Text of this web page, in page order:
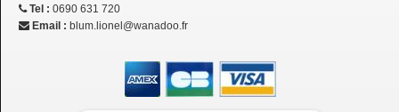
Tel : 0690 631 720
Email : blum.lionel@wanadoo.fr